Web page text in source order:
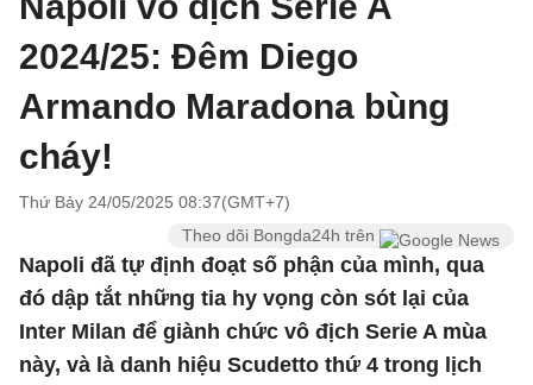
2024/25: Đêm Diego
Armando Maradona bùng
cháy!
Thứ Bảy 24/05/2025 08:37(GMT+7)
Theo dõi Bongda24h trên
Napoli đã tự định đoạt số phận của mình, qua
đó dập tắt những tia hy vọng còn sót lại của
Inter Milan để giành chức vô địch Serie A mùa
này, và là danh hiệu Scudetto thứ 4 trong lịch